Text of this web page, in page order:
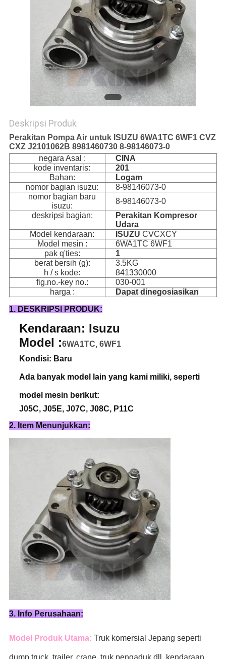
Deskripsi Produk
Perakitan Pompa Air untuk ISUZU 6WA1TC 6WF1 CVZ
CXZ J2101062B 8981460730 8-98146073-0
negara Asal :
CINA
kode inventaris:
201
Bahan:
Logam
nomor bagian isuzu:
8-98146073-0
nomor bagian baru
isuzu:
8-98146073-0
deskripsi bagian:
Perakitan Kompresor
Udara
Model kendaraan:
ISUZU CVCXCY
Model mesin :
6WA1TC 6WF1
pak q'ties:
1
berat bersih (g):
3.5KG
h / s kode:
841330000
fig.no.-key no.:
030-001
harga :
Dapat dinegosiasikan
1. DESKRIPSI PRODUK:
Kendaraan: Isuzu
Model :6WA1TC, 6WF1
Kondisi: Baru
Ada banyak model lain yang kami miliki, seperti
model mesin berikut:
J05C, J05E, J07C, J08C, P11C
2. Item Menunjukkan:
3. Info Perusahaan:
Model Produk Utama: Truk komersial Jepang seperti